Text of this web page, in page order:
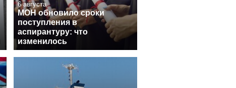
6 августа
МОН обновило сроки
поступления в
аспирантуру: что
изменилось